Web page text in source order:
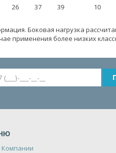
26 37 39 10
Боковая нагрузка
применения более низких
Компании